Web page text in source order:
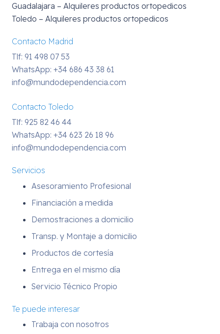
Guadalajara – Alquileres productos ortopedicos
Toledo – Alquileres productos ortopedicos
Contacto Madrid
Tlf: 91 498 07 53
WhatsApp: +34 686 43 38 61
info@mundodependencia.com
Contacto Toledo
Tlf: 925 82 46 44
WhatsApp: +34 623 26 18 96
info@mundodependencia.com
Servicios
Asesoramiento Profesional
Financiación a medida
Demostraciones a domicilio
Transp. y Montaje a domicilio
Productos de cortesía
Entrega en el mismo día
Servicio Técnico Propio
Te puede interesar
Trabaja con nosotros